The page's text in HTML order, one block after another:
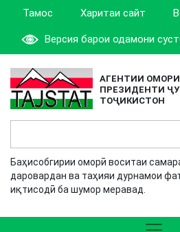
Тамос Харитаи сайт
Версия барои одамони
АГЕНТИИ
ПРЕЗИДЕНТИ
ТОҶИКИСТОН
Баҳисобгирии оморӣ воситаи
даровардан ва таҳияи дурнамои
иқтисодӣ ба шумор меравад.